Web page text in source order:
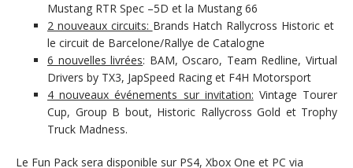
Mustang RTR Spec –5D et la Mustang 66
2 nouveaux circuits: Brands Hatch Rallycross Historic et
le circuit de Barcelone/Rallye de Catalogne
6 nouvelles livrées: BAM, Oscaro, Team Redline, Virtual
Drivers by TX3, JapSpeed Racing et F4H Motorsport
4 nouveaux événements sur invitation: Vintage Tourer
Cup, Group B bout, Historic Rallycross Gold et Trophy
Truck Madness.
Le Fun Pack sera disponible sur PS4, Xbox One et PC via